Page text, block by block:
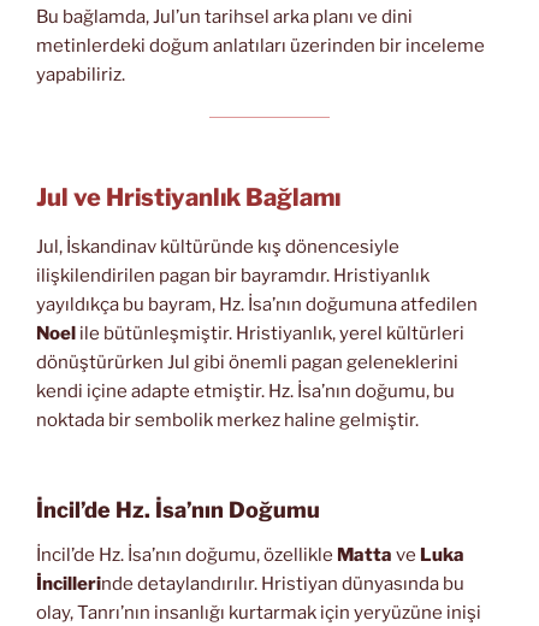
Bu bağlamda, Jul’un tarihsel arka planı ve dini
metinlerdeki doğum anlatıları üzerinden bir inceleme
yapabiliriz.
Jul ve Hristiyanlık Bağlamı
Jul, İskandinav kültüründe kış dönencesiyle
ilişkilendirilen pagan bir bayramdır. Hristiyanlık
yayıldıkça bu bayram, Hz. İsa’nın doğumuna atfedilen
Noel ile bütünleşmiştir. Hristiyanlık, yerel kültürleri
dönüştürürken Jul gibi önemli pagan geleneklerini
kendi içine adapte etmiştir. Hz. İsa’nın doğumu, bu
noktada bir sembolik merkez haline gelmiştir.
İncil’de Hz. İsa’nın Doğumu
İncil’de Hz. İsa’nın doğumu, özellikle Matta ve Luka
İncillerinde detaylandırılır. Hristiyan dünyasında bu
olay, Tanrı’nın insanlığı kurtarmak için yeryüzüne inişi